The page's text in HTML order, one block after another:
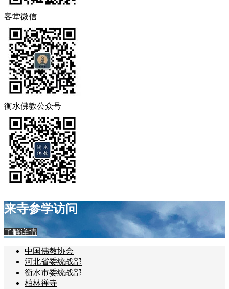
客堂微信
衡水佛教公众号
来寺参学访问
了解详情
中国佛教协会
河北省委统战部
衡水市委统战部
柏林禅寺